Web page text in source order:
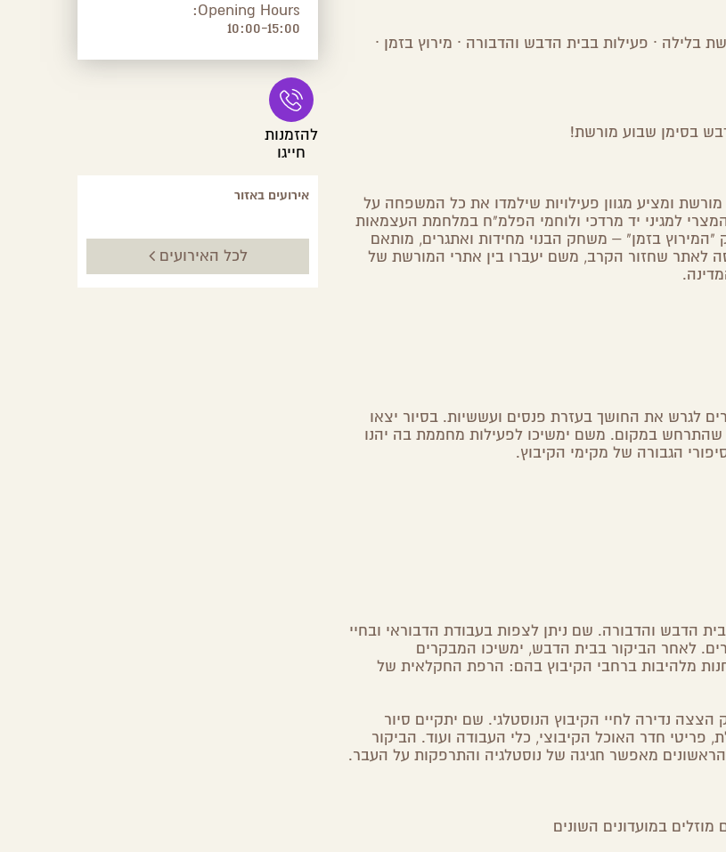
Opening Hours:
10:00-15:00
להזמנות
חייגו
אירועים באזור
לכל האירועים
בלילה ∙ פעילות בבית הדבש והדבורה ∙ מירוץ בזמן ∙
בסימן שבוע מורשת!
ומציע מגוון פעילויות שילמדו את כל המשפחה על
למגיני יד מרדכי ולוחמי הפלמ"ח במלחמת העצמאות
המירוץ בזמן" – משחק הבנוי מחידות ואתגרים, מותאם
לאתר שחזור הקרב, משם יעברו בין אתרי המורשת של
לגרש את החושך בעזרת פנסים ועששיות. בסיור יצאו
במקום. משם ימשיכו לפעילות מחממת בה יהנו
הגבורה של מקימי הקיבוץ.
הדבש והדבורה. שם ניתן לצפות בעבודת הדבוראי ובחיי
לאחר הביקור בבית הדבש, ימשיכו המבקרים
מלהיבות ברחבי הקיבוץ בהם: הרפת החקלאית של
נדירה לחיי הקיבוץ הנוסטלגי. שם יתקיים סיור
חדר האוכל הקיבוצי, כלי העבודה ועוד. הביקור
מאפשר חגיגה של נוסטלגיה והתרפקות על העבר.